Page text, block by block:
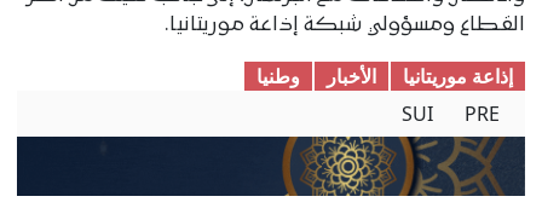
القطاع ومسؤولي شبكة إذاعة موريتانيا.
إذاعة موريتانيا الأخبار
وطنیا
PRE
SUI